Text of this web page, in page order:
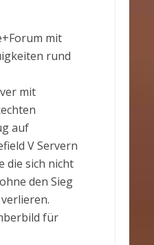
mit
rund
mit
auf
V Servern
die sich nicht
den Sieg
für